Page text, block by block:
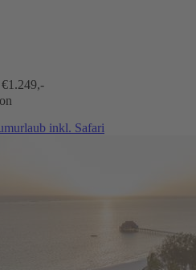
1.249,-
inkl. Safari